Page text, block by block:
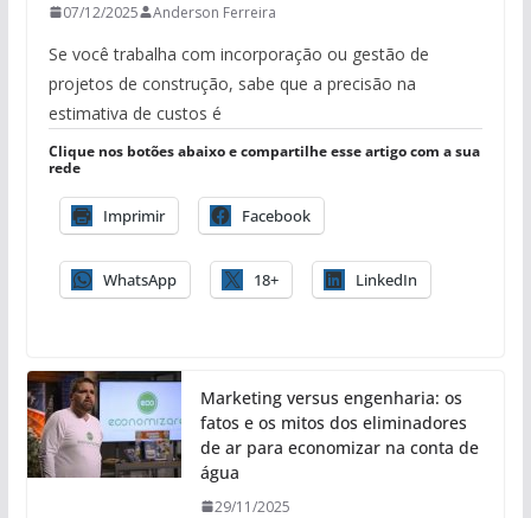
07/12/2025 Anderson Ferreira
Se você trabalha com incorporação ou gestão de
projetos de construção, sabe que a precisão na
estimativa de custos é
Clique nos botões abaixo e compartilhe esse artigo com a sua
rede
Imprimir Facebook
WhatsApp 18+ LinkedIn
Marketing versus engenharia: os
fatos e os mitos dos eliminadores
de ar para economizar na conta de
água
29/11/2025